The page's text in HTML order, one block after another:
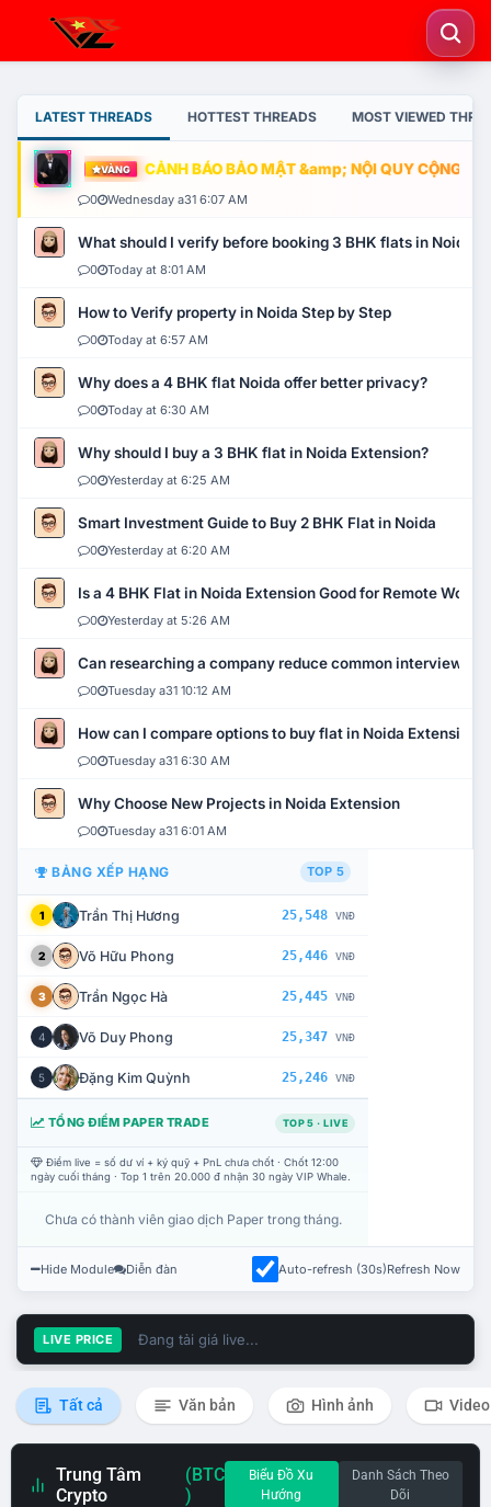
LATEST THREADS HOTTEST THREADS MOST VIEWED
VÀNG CẢNH BÁO BẢO MẬT &amp; NỘI QUY CỘNG
0 Wednesday a31 6:07 AM
What should I verify before booking 3 BHK flats in Noida?
0 Today at 8:01 AM
How to Verify property in Noida Step by Step
0 Today at 6:57 AM
Why does a 4 BHK flat Noida offer better privacy?
0 Today at 6:30 AM
Why should I buy a 3 BHK flat in Noida Extension?
0 Yesterday at 6:25 AM
Smart Investment Guide to Buy 2 BHK Flat in Noida
0 Yesterday at 6:20 AM
Is a 4 BHK Flat in Noida Extension Good for Remote Work?
0 Yesterday at 5:26 AM
Can researching a company reduce common interview
0 Tuesday a31 10:12 AM
How can I compare options to buy flat in Noida Extension?
0 Tuesday a31 6:30 AM
Why Choose New Projects in Noida Extension
0 Tuesday a31 6:01 AM
BẢNG XẾP HẠNG TOP 5
1 Trần Thị Hương 25,548 VNĐ
2 Võ Hữu Phong 25,446 VNĐ
3 Trần Ngọc Hà 25,445 VNĐ
4 Võ Duy Phong 25,347 VNĐ
5 Đặng Kim Quỳnh 25,246 VNĐ
TỔNG ĐIỂM PAPER TRADE TOP 5 · LIVE
Điểm live = số dư ví + ký quỹ + PnL chưa chốt · Chốt 12:00
ngày cuối tháng · Top 1 trên 20.000 đ nhận 30 ngày VIP Whale.
Chưa có thành viên giao dịch Paper trong tháng.
Hide Module Diễn đàn Auto-refresh (30s)Refresh Now
LIVE PRICE Đang tải giá live...
Tất cả Văn bản Hình ảnh Video
Trung Tâm
Crypto
(BTC
)
Biểu Đồ Xu
Hướng
Danh Sách Theo
Dõi